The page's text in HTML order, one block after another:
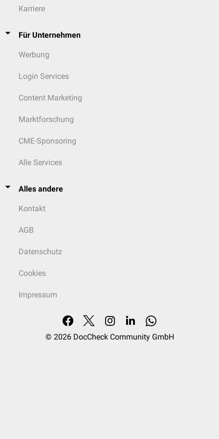
Karriere
Für Unternehmen
Werbung
Login Services
Content Marketing
Marktforschung
CME-Sponsoring
Alle Services
Alles andere
Kontakt
AGB
Datenschutz
Cookies
Impressum
© 2026 DocCheck Community GmbH